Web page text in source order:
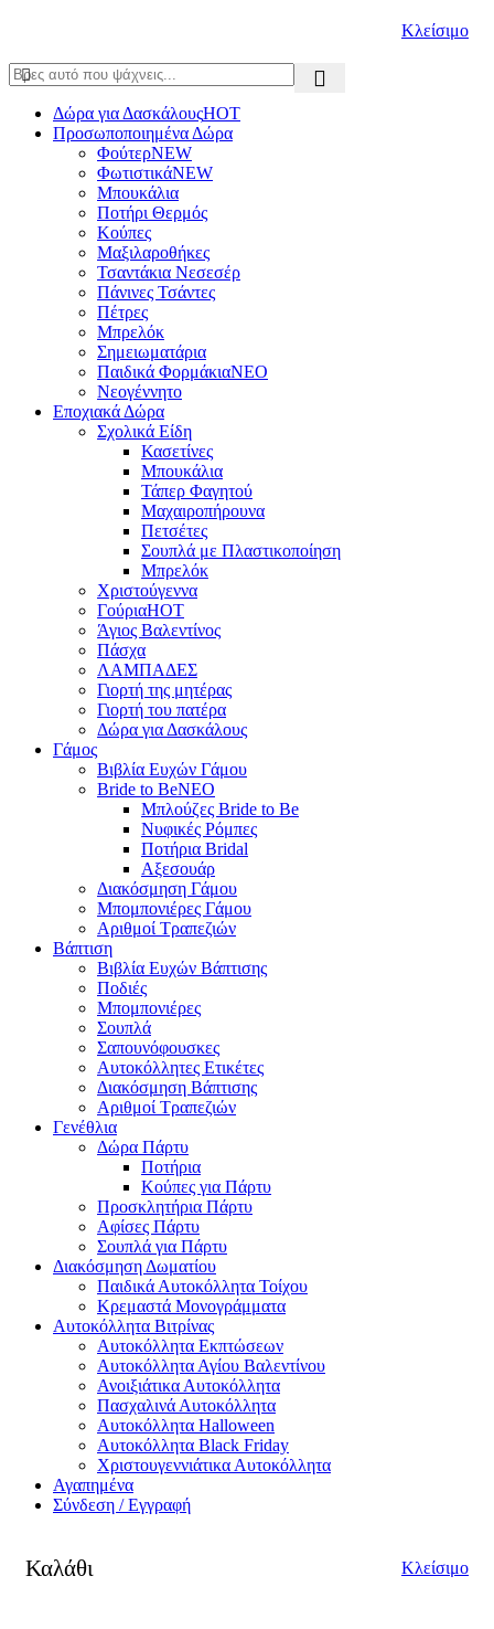
Κλείσιμο
Δώρα για ΔασκάλουςHOT
Προσωποποιημένα Δώρα
ΦούτερNEW
ΦωτιστικάNEW
Μπουκάλια
Ποτήρι Θερμός
Κούπες
Μαξιλαροθήκες
Τσαντάκια Νεσεσέρ
Πάνινες Τσάντες
Πέτρες
Μπρελόκ
Σημειωματάρια
Παιδικά ΦορμάκιαNEO
Νεογέννητο
Εποχιακά Δώρα
Σχολικά Είδη
Κασετίνες
Μπουκάλια
Τάπερ Φαγητού
Μαχαιροπήρουνα
Πετσέτες
Σουπλά με Πλαστικοποίηση
Μπρελόκ
Χριστούγεννα
ΓούριαHOT
Άγιος Βαλεντίνος
Πάσχα
ΛΑΜΠΑΔΕΣ
Γιορτή της μητέρας
Γιορτή του πατέρα
Δώρα για Δασκάλους
Γάμος
Βιβλία Ευχών Γάμου
Bride to BeNEO
Μπλούζες Bride to Be
Νυφικές Ρόμπες
Ποτήρια Bridal
Αξεσουάρ
Διακόσμηση Γάμου
Μπομπονιέρες Γάμου
Αριθμοί Τραπεζιών
Βάπτιση
Βιβλία Ευχών Βάπτισης
Ποδιές
Μπομπονιέρες
Σουπλά
Σαπουνόφουσκες
Αυτοκόλλητες Ετικέτες
Διακόσμηση Βάπτισης
Αριθμοί Τραπεζιών
Γενέθλια
Δώρα Πάρτυ
Ποτήρια
Κούπες για Πάρτυ
Προσκλητήρια Πάρτυ
Αφίσες Πάρτυ
Σουπλά για Πάρτυ
Διακόσμηση Δωματίου
Παιδικά Αυτοκόλλητα Τοίχου
Κρεμαστά Μονογράμματα
Αυτοκόλλητα Βιτρίνας
Αυτοκόλλητα Εκπτώσεων
Αυτοκόλλητα Αγίου Βαλεντίνου
Ανοιξιάτικα Αυτοκόλλητα
Πασχαλινά Αυτοκόλλητα
Αυτοκόλλητα Halloween
Αυτοκόλλητα Black Friday
Χριστουγεννιάτικα Αυτοκόλλητα
Αγαπημένα
Σύνδεση / Εγγραφή
Καλάθι Κλείσιμο